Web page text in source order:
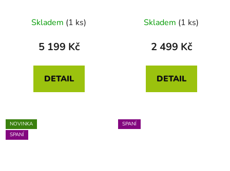
Skladem (1 ks)
5 199 Kč
DETAIL
Skladem (1 ks)
2 499 Kč
DETAIL
NOVINKA
SPANÍ
SPANÍ